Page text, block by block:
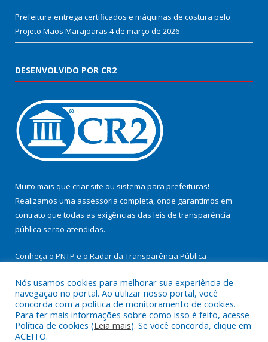
Prefeitura entrega certificados e máquinas de costura pelo
Projeto Mãos Marajoaras 4 de março de 2026
DESENVOLVIDO POR CR2
Muito mais que criar site ou sistema para prefeituras!
Realizamos uma assessoria completa, onde garantimos em
contrato que todas as exigências das leis de transparência
pública serão atendidas.
Conheça o PNTP e o Radar da Transparência Pública
Todos os direitos reservados a Prefeitura Municipal de
Cachoeira do Arari.
Nós usamos cookies para melhorar sua experiência de
navegação no portal. Ao utilizar nosso portal, você
concorda com a política de monitoramento de cookies.
Para ter mais informações sobre como isso é feito, acesse
Política de cookies (Leia mais). Se você concorda, clique em
ACEITO.